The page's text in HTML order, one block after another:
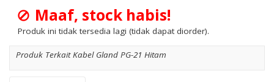
Maaf, stock habis!
Produk ini tidak tersedia lagi (tidak dapat diorder).
Produk Terkait Kabel Gland PG-21 Hitam